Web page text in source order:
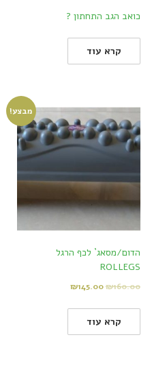
כואב הגב התחתון ?
קרא עוד
מבצע!
הדום/מסאג` לכף הרגל
ROLLEGS
₪160.00
₪145.00
קרא עוד